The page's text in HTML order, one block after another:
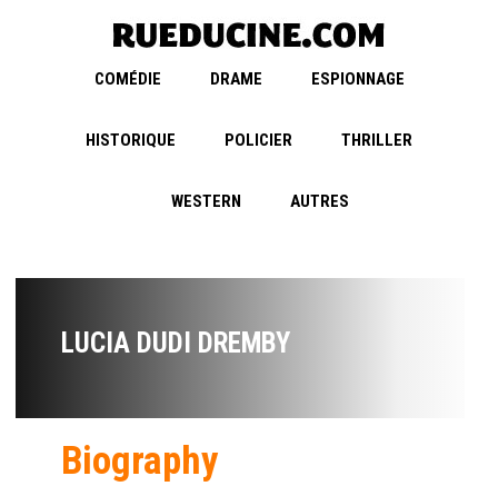
COMÉDIE DRAME ESPIONNAGE
HISTORIQUE POLICIER THRILLER
WESTERN AUTRES
LUCIA DUDI DREMBY
Biography